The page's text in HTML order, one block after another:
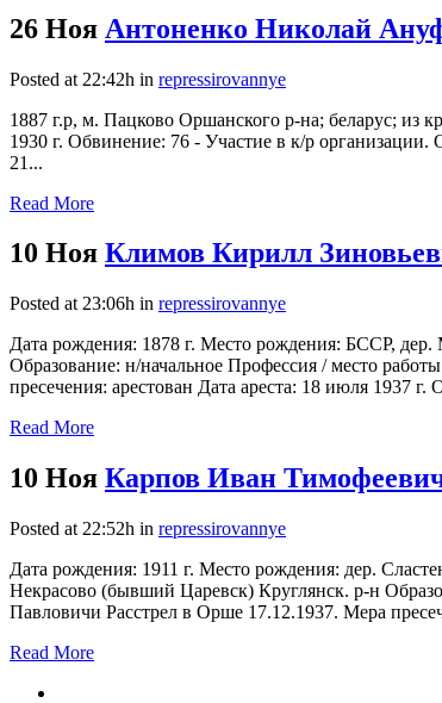
26 Ноя Антоненко Николай
Posted at 22:42h in repressirovannye
1887 г.р, м. Пацково Оршанского р-на; беларус; из
1930 г. Обвинение: 76 - Участие в к/р
21...
Read More
10 Ноя Климов Кирилл
Posted at 23:06h in repressirovannye
Дата рождения: 1878 г. Место рождения: БССР,
Образование: н/начальное Профессия / место
пресечения: арестован Дата ареста: 18 июля 1937
Read More
10 Ноя Карпов Иван
Posted at 22:52h in repressirovannye
Дата рождения: 1911 г. Место рождения: дер.
Некрасово (бывший Царевск) Круглянск. р-н
Павловичи Расстрел в Орше 17.12.1937. Мера
Read More